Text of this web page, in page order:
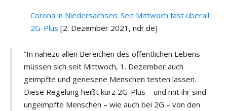
Corona in Niedersachsen: Seit Mittwoch fast überall
2G-Plus [2. Dezember 2021, ndr.de]
“In nahezu allen Bereichen des öffentlichen Lebens
müssen sich seit Mittwoch, 1. Dezember auch
geimpfte und genesene Menschen testen lassen.
Diese Regelung heißt kurz 2G-Plus – und mit ihr sind
ungeimpfte Menschen – wie auch bei 2G – von den